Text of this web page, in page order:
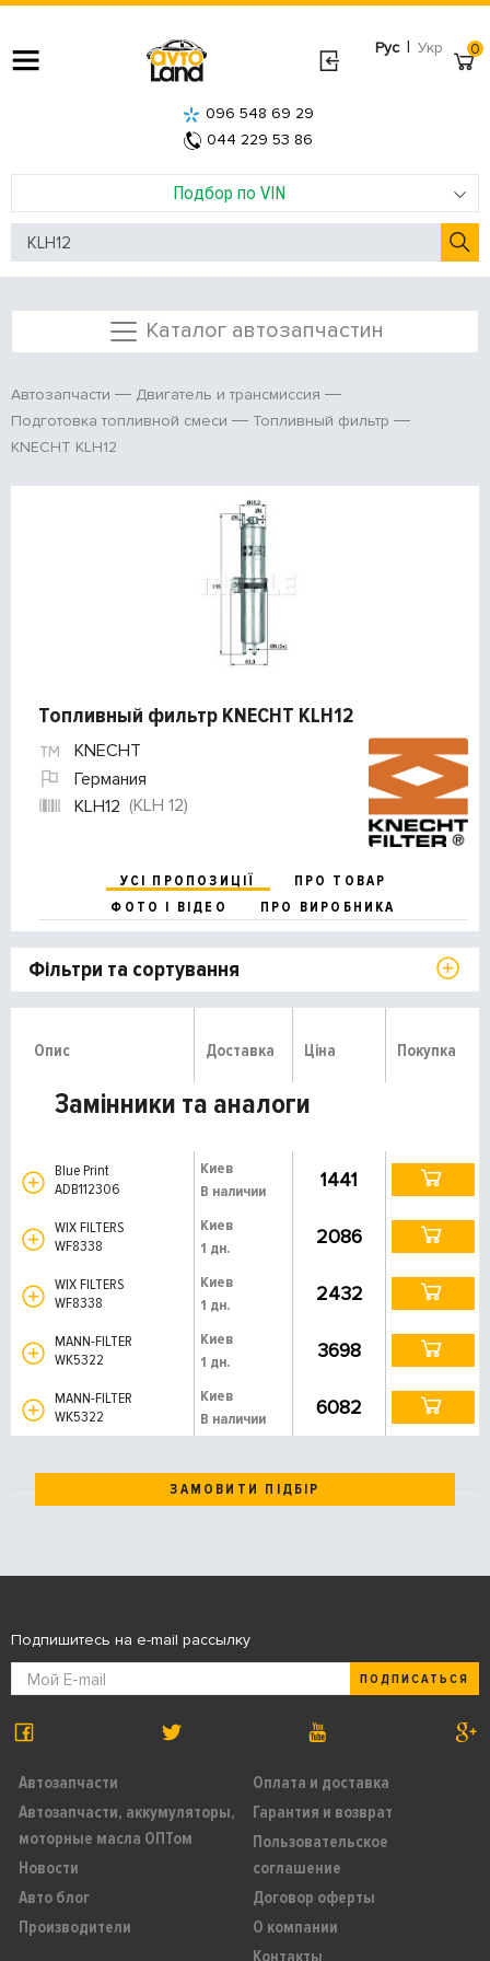
Рус | Укр
Подбор по VIN
096 548 69 29
044 229 53 86
0
Каталог автозапчастин
Автозапчасти
Двигатель и трансмиссия
Подготовка топливной смеси
Топливный фильтр
KNECHT KLH12
Топливный фильтр KNECHT KLH12
KNECHT
Германия
KLH12 (KLH 12)
УСІ ПРОПОЗИЦІЇ
ПРО ТОВАР
ФОТО І ВІДЕО
ПРО ВИРОБНИКА
Фільтри та сортування
Опис Доставка Ціна Покупка
Замінники та аналоги
Blue Print
ADB112306
Киев
В наличии
1441
WIX FILTERS
WF8338
Киев
1 дн.
2086
WIX FILTERS
WF8338
Киев
1 дн.
2432
MANN-FILTER
WK5322
Киев
1 дн.
3698
MANN-FILTER
WK5322
Киев
В наличии
6082
ЗАМОВИТИ ПІДБІР
Автозапчасти
Автозапчасти, аккумуляторы,
моторные масла ОПТом
Новости
Авто блог
Производители
Оплата и доставка
Гарантия и возврат
Пользовательское
соглашение
Договор оферты
О компании
Подпишитесь на e-mail рассылку
ПОДПИСАТЬСЯ